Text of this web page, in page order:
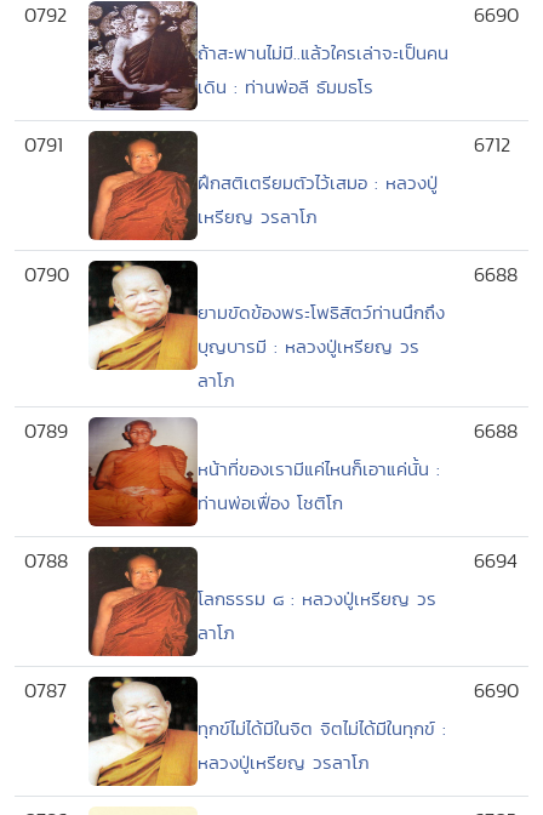
0792
ถ้าสะพานไม่มี..แล้วใครเล่าจะเป็นคน
เดิน : ท่านพ่อลี ธัมมธโร
6690
0791
ฝึกสติเตรียมตัวไว้เสมอ : หลวงปู่
เหรียญ วรลาโภ
6712
0790
ยามขัดข้องพระโพธิสัตว์ท่านนึกถึง
บุญบารมี : หลวงปู่เหรียญ วร
ลาโภ
6688
0789
หน้าที่ของเรามีแค่ไหนก็เอาแค่นั้น :
ท่านพ่อเฟื่อง โชติโก
6688
0788
โลกธรรม ๘ : หลวงปู่เหรียญ วร
ลาโภ
6694
0787
ทุกข์ไม่ได้มีในจิต จิตไม่ได้มีในทุกข์ :
หลวงปู่เหรียญ วรลาโภ
6690